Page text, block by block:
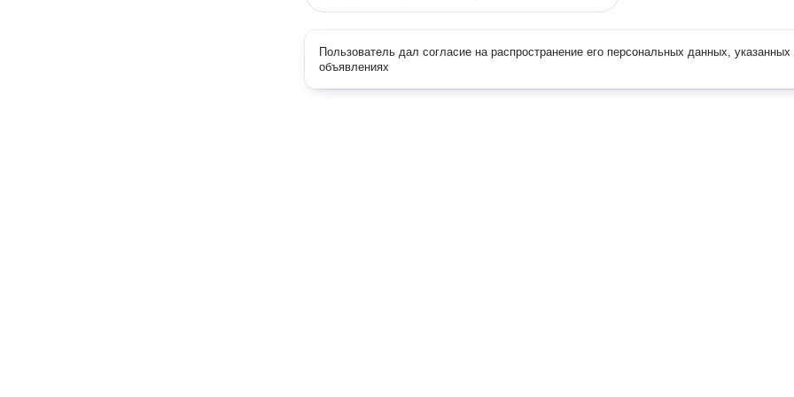
Пользователь дал согласие на распространение его персональных данных, указанных
объявлениях